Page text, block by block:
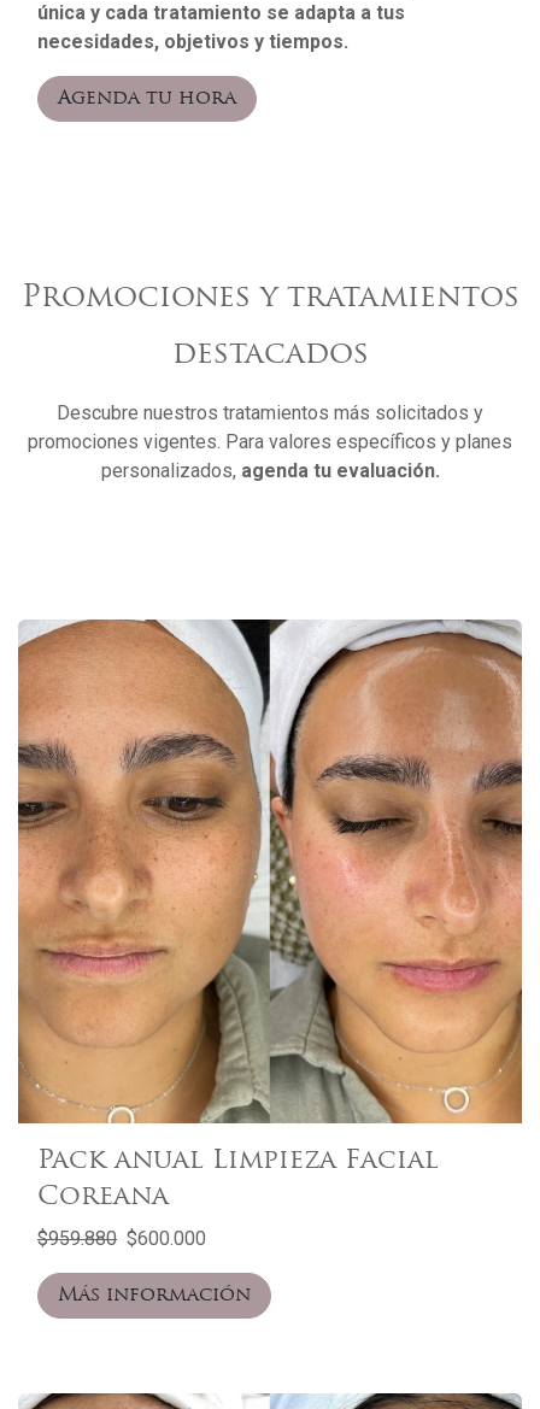
única y cada tratamiento se adapta a tus
necesidades, objetivos y tiempos.
Agenda tu hora
Promociones y tratamientos
destacados
Descubre nuestros tratamientos más solicitados y
promociones vigentes. Para valores específicos y planes
personalizados, agenda tu evaluación.
Pack anual Limpieza Facial
Coreana
$959.880 $600.000
Más información